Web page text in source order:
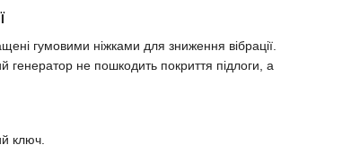
гумовими ніжками для зниження вібрації.
не пошкодить покриття підлоги, а
ключ.